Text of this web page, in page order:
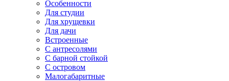
Особенности
Для студии
Для хрущевки
Для дачи
Встроенные
С антресолями
С барной стойкой
С островом
Малогабаритные